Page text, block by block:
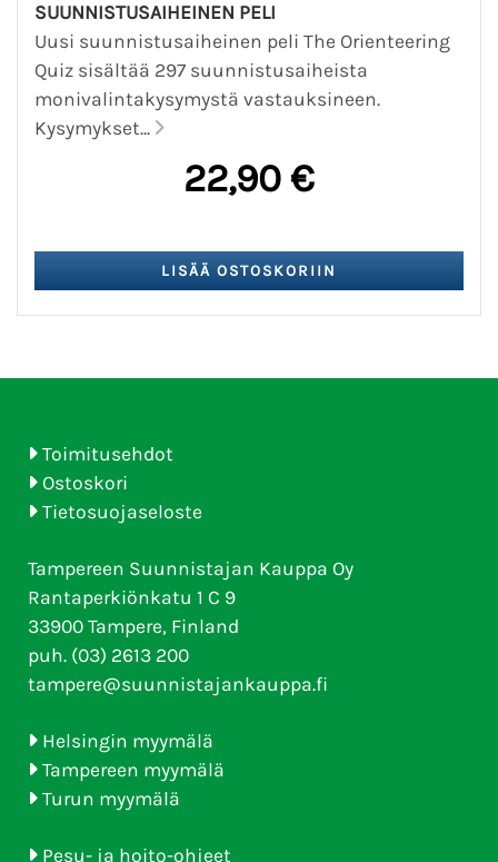
SUUNNISTUSAIHEINEN PELI
Uusi suunnistusaiheinen peli The Orienteering
Quiz sisältää 297 suunnistusaiheista
monivalintakysymystä vastauksineen.
Kysymykset...
22,90 €
Toimitusehdot
Ostoskori
Tietosuojaseloste
Tampereen Suunnistajan Kauppa Oy
Rantaperkiönkatu 1 C 9
33900 Tampere, Finland
puh. (03) 2613 200
tampere@suunnistajankauppa.fi
Helsingin myymälä
Tampereen myymälä
Turun myymälä
Pesu- ja hoito-ohjeet